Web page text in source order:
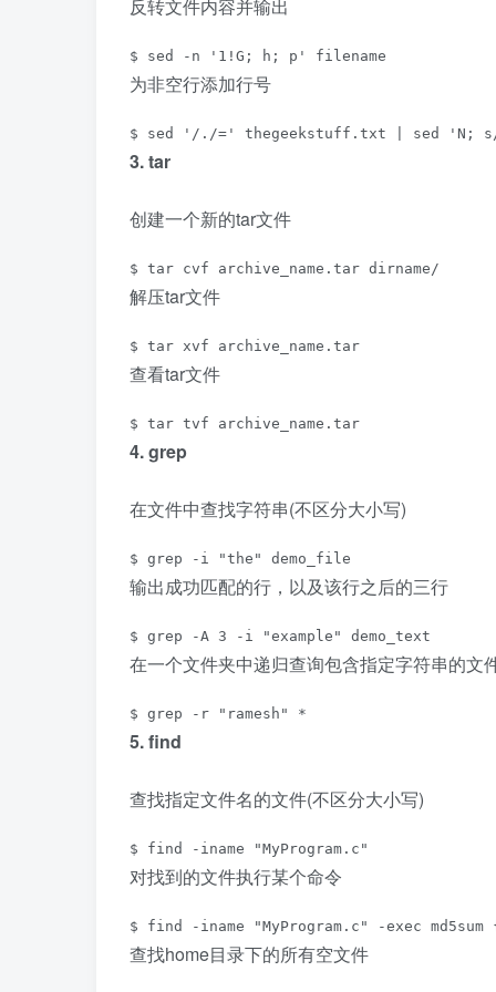
反转文件内容并输出
$ sed -n '1!G; h; p' filename
为非空行添加行号
$ sed '/./=' thegeekstuff.txt | sed 'N;
3. tar
创建一个新的tar文件
$ tar cvf archive_name.tar dirname/
解压tar文件
$ tar xvf archive_name.tar
查看tar文件
$ tar tvf archive_name.tar
4. grep
在文件中查找字符串(不区分大小写)
$ grep -i "the" demo_file
输出成功匹配的行，以及该行之后的三行
$ grep -A 3 -i "example" demo_text
在一个文件夹中递归查询包含指定字符串的文
$ grep -r "ramesh" *
5. find
查找指定文件名的文件(不区分大小写)
$ find -iname "MyProgram.c"
对找到的文件执行某个命令
$ find -iname "MyProgram.c" -exec
查找home目录下的所有空文件